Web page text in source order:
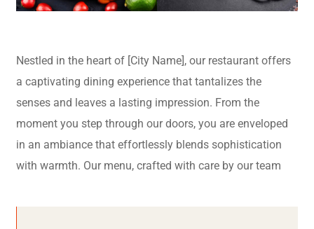
Nestled in the heart of [City Name], our restaurant offers
a captivating dining experience that tantalizes the
senses and leaves a lasting impression. From the
moment you step through our doors, you are enveloped
in an ambiance that effortlessly blends sophistication
with warmth. Our menu, crafted with care by our team